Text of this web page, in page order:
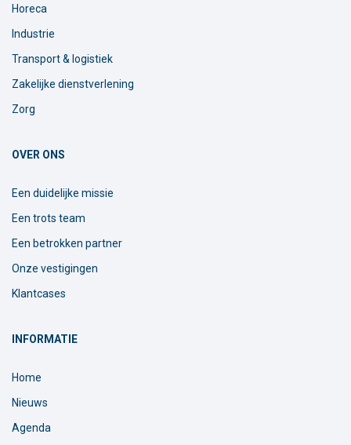
Horeca
Industrie
Transport & logistiek
Zakelijke dienstverlening
Zorg
OVER ONS
Een duidelijke missie
Een trots team
Een betrokken partner
Onze vestigingen
Klantcases
INFORMATIE
Home
Nieuws
Agenda